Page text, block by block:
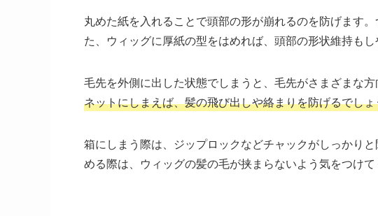
丸めた紙を入れることで頭部の形が崩れるのを防げます
た、ウィッグに厚紙の型をはめれば、頭部の形状維持もし
毛先を外側に出した状態でしまうと、毛先がさまざまな方
ネットにしまえば、髪の飛び出しや絡まりを防げるでし
箱にしまう際は、ジップロックなどチャックがしっかり
める際は、ウィッグの髪の毛が挟まらないよう気をつけて